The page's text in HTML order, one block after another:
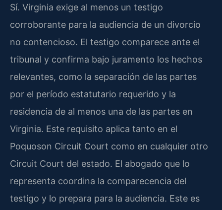
Sí. Virginia exige al menos un testigo
corroborante para la audiencia de un divorcio
no contencioso. El testigo comparece ante el
tribunal y confirma bajo juramento los hechos
relevantes, como la separación de las partes
por el período estatutario requerido y la
residencia de al menos una de las partes en
Virginia. Este requisito aplica tanto en el
Poquoson Circuit Court como en cualquier otro
Circuit Court del estado. El abogado que lo
representa coordina la comparecencia del
testigo y lo prepara para la audiencia. Este es